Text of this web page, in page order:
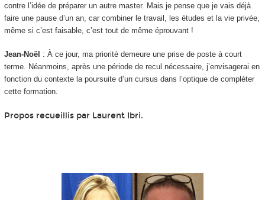
contre l’idée de préparer un autre master. Mais je pense que je vais déjà
faire une pause d’un an, car combiner le travail, les études et la vie privée,
même si c’est faisable, c’est tout de même éprouvant !
Jean-Noël : À ce jour, ma priorité demeure une prise de poste à court
terme. Néanmoins, après une période de recul nécessaire, j’envisagerai en
fonction du contexte la poursuite d’un cursus dans l’optique de compléter
cette formation.
Propos recueillis par Laurent Ibri.